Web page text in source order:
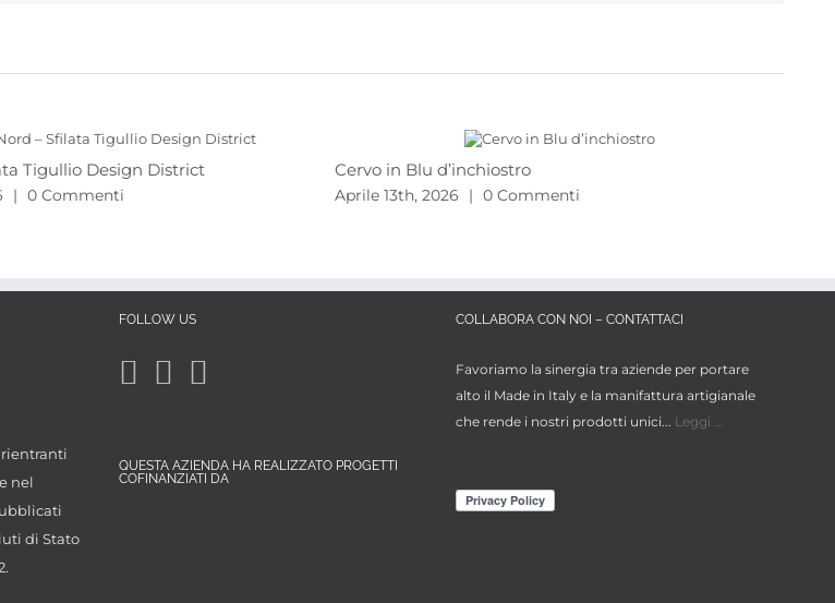
Tigullio Design District
| 0 Commenti
Cervo in Blu d’inchiostro
Aprile 13th, 2026 | 0 Commenti
rientranti
nel
di Stato
FOLLOW US
QUESTA AZIENDA HA REALIZZATO PROGETTI
COFINANZIATI DA
COLLABORA CON NOI – CONTATTACI
Favoriamo la sinergia tra aziende per portare
alto il Made in Italy e la manifattura artigianale
che rende i nostri prodotti unici... Leggi ...